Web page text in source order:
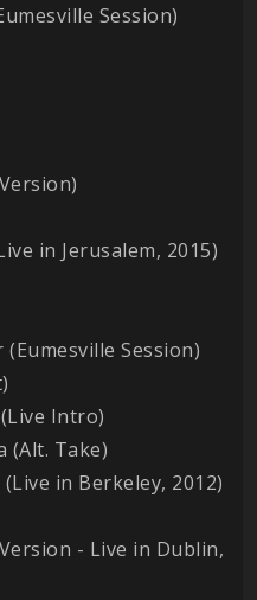
Session)
in Jerusalem, 2015)
Session)
Intro)
(Alt. Take)
in Berkeley, 2012)
- Live in Dublin,